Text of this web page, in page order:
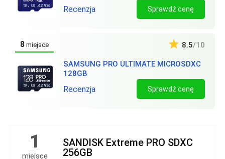
Recenzja Sprawdź cenę
8 miejsce
SAMSUNG PRO ULTIMATE MICROSDXC
128GB
8.5/10
Recenzja Sprawdź cenę
1
miejsce
SANDISK Extreme PRO SDXC
256GB